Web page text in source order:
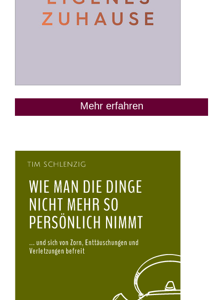
Mehr erfahren